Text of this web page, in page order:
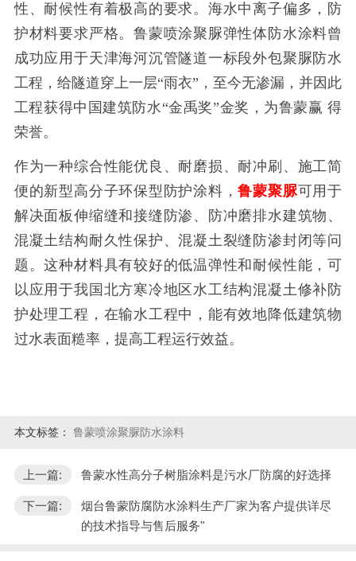
性、耐候性有着极高的要求。海水中离子偏多，防
护材料要求严格。鲁蒙喷涂聚脲弹性体防水涂料曾
成功应用于天津海河沉管隧道一标段外包聚脲防水
工程，给隧道穿上一层“雨衣”，至今无渗漏，并因此
工程获得中国建筑防水“金禹奖”金奖，为鲁蒙赢 得
荣誉。
作为一种综合性能优良、耐磨损、耐冲刷、施工简
便的新型高分子环保型防护涂料，鲁蒙聚脲可用于
解决面板伸缩缝和接缝防渗、防冲磨排水建筑物、
混凝土结构耐久性保护、混凝土裂缝防渗封闭等问
题。这种材料具有较好的低温弹性和耐候性能，可
以应用于我国北方寒冷地区水工结构混凝土修补防
护处理工程，在输水工程中，能有效地降低建筑物
过水表面糙率，提高工程运行效益。
本文标签： 鲁蒙喷涂聚脲防水涂料
上一篇: 鲁蒙水性高分子树脂涂料是污水厂防腐的好选择
下一篇:
烟台鲁蒙防腐防水涂料生产厂家为客户提供详尽
的技术指导与售后服务"